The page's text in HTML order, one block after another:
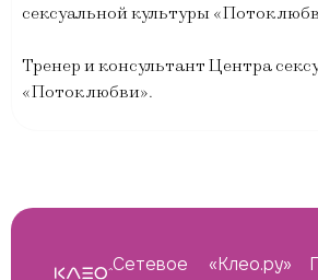
сексуальной культуры «Поток
Тренер и консультант Центра
«Поток любви».
Сетевое
«Клео.ру»